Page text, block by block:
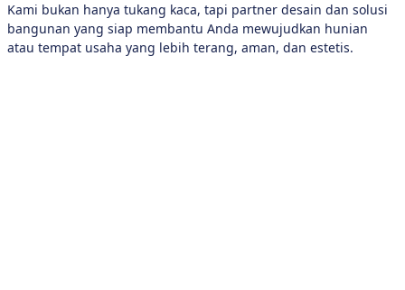
Kami bukan hanya tukang kaca, tapi partner desain dan solusi
bangunan yang siap membantu Anda mewujudkan hunian
atau tempat usaha yang lebih terang, aman, dan estetis.